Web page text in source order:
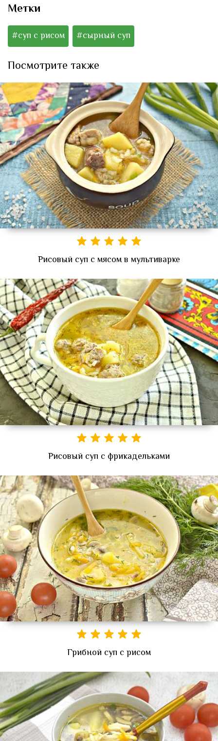
Метки
#суп с рисом #сырный суп
Посмотрите также
Рисовый суп с мясом в мультиварке
Рисовый суп с фрикадельками
Грибной суп с рисом